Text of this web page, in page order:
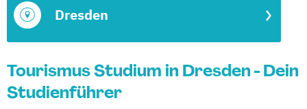
Dresden
Tourismus Studium in Dresden - Dein
Studienführer